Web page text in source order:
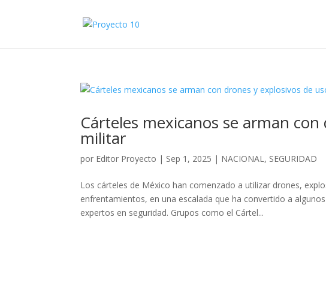
Cárteles mexicanos se arman
militar
por Editor Proyecto | Sep 1, 2025 | NACIONAL, SEGURIDAD
Los cárteles de México han comenzado a utilizar drones,
enfrentamientos, en una escalada que ha convertido a
expertos en seguridad. Grupos como el Cártel...